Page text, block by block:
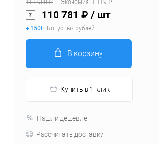
111 900 ₽ Экономия: 1 119 ₽
110 781 ₽ / шт
+ 1500 Бонусных рублей
В корзину
Купить в 1 клик
Нашли дешевле
Рассчитать доставку